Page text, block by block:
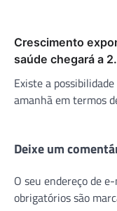
Crescimento
saúde chegará a
Existe a
amanhã em termos
Deixe um
O seu endereço de
obrigatórios são